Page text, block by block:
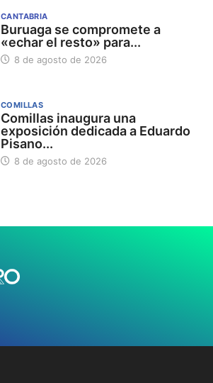
CANTABRIA
Buruaga se compromete a
«echar el resto» para...
8 de agosto de 2026
COMILLAS
Comillas inaugura una
exposición dedicada a Eduardo
Pisano...
8 de agosto de 2026